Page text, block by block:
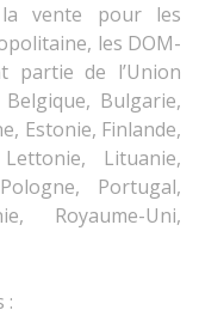
vente pour les
les DOM-
partie de l’Union
Bulgarie,
Estonie, Finlande,
Lituanie,
Portugal,
Royaume-Uni,
: